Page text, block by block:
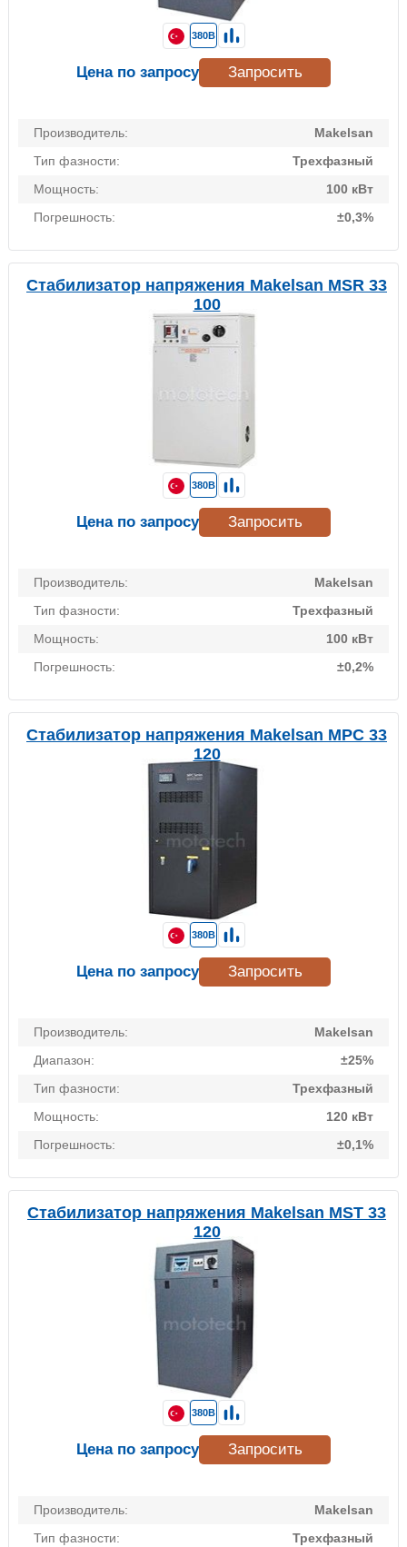
Производитель:
Makelsan
Тип фазности:
Трехфазный
Мощность:
100 кВт
Погрешность:
±0,3%
380В
Цена по запросу Запросить
Стабилизатор напряжения Makelsan MSR 33
100
Производитель:
Makelsan
Тип фазности:
Трехфазный
Мощность:
100 кВт
Погрешность:
±0,2%
380В
Цена по запросу Запросить
Стабилизатор напряжения Makelsan MPC 33
120
Производитель:
Makelsan
Диапазон:
±25%
Тип фазности:
Трехфазный
Мощность:
120 кВт
Погрешность:
±0,1%
380В
Цена по запросу Запросить
Стабилизатор напряжения Makelsan MST 33
120
Производитель:
Makelsan
Тип фазности:
Трехфазный
380В
Цена по запросу Запросить